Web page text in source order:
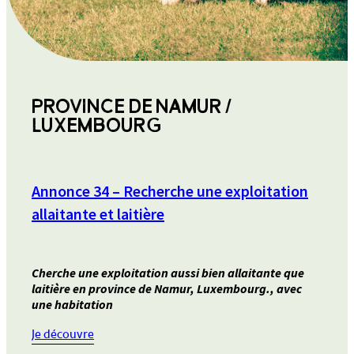
PROVINCE DE NAMUR /
LUXEMBOURG
Annonce 34 – Recherche une exploitation
allaitante et laitière
Cherche une exploitation aussi bien allaitante que
laitière en province de Namur, Luxembourg., avec
une habitation
Je découvre
Annonce